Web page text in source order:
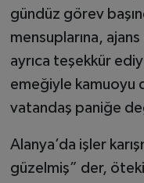
gündüz görev
mensuplarına,
ayrıca teşekkür
emeğiyle kamuoyu
vatandaş paniğe
Alanya’da işler
güzelmiş” der,